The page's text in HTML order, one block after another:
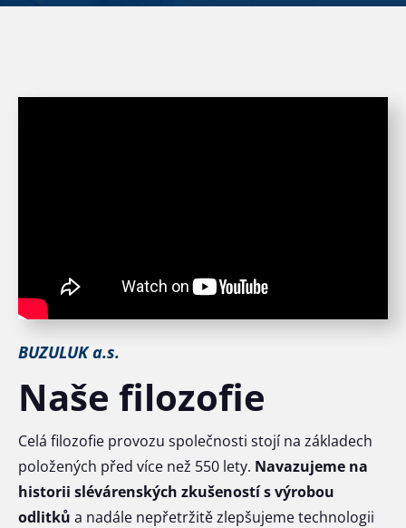
BUZULUK a.s.
Naše filozofie
Celá filozofie provozu společnosti stojí na základech
položených před více než 550 lety. Navazujeme na
historii slévárenských zkušeností s výrobou
odlitků a nadále nepřetržitě zlepšujeme technologii